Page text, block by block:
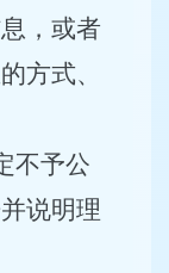
，或者
方式、
不予公
说明理